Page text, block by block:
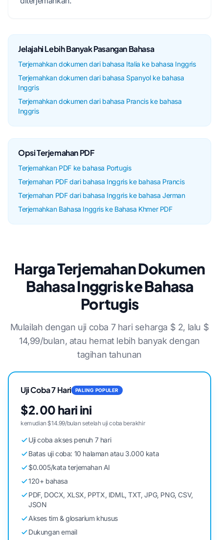
Jelajahi Lebih Banyak Pasangan Bahasa
Terjemahkan dokumen dari bahasa Italia ke bahasa Inggris
Terjemahkan dokumen dari bahasa Spanyol ke bahasa
Inggris
Terjemahkan dokumen dari bahasa Prancis ke bahasa
Inggris
Opsi Terjemahan PDF
Terjemahkan PDF ke bahasa Portugis
Terjemahan PDF dari bahasa Inggris ke bahasa Prancis
Terjemahan PDF dari bahasa Inggris ke bahasa Jerman
Terjemahkan Bahasa Inggris ke Bahasa Khmer PDF
Harga Terjemahan Dokumen
Bahasa Inggris ke Bahasa
Portugis
Mulailah dengan uji coba 7 hari seharga $ 2, lalu $
14,99/bulan, atau hemat lebih banyak dengan
tagihan tahunan
Uji Coba 7 Hari PALING POPULER
$2.00 hari ini
kemudian $14.99/bulan setelah uji coba berakhir
Uji coba akses penuh 7 hari
Batas uji coba: 10 halaman atau 3.000 kata
$0.005/kata terjemahan AI
120+ bahasa
PDF, DOCX, XLSX, PPTX, IDML, TXT, JPG, PNG, CSV,
JSON
Akses tim & glosarium khusus
Dukungan email